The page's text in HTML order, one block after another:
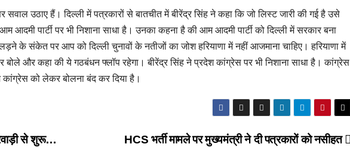
सवाल उठाए हैं। दिल्ली में पत्रकारों से बातचीत में बीरेंद्र सिंह ने कहा कि जो लिस्ट जारी की गई है उसे
पार्टी पर भी निशाना साधा है। उनका कहना है की आम आदमी पार्टी को दिल्ली में सरकार बना
के संकेत पर आप को दिल्ली चुनावों के नतीजों का जोश हरियाणा में नहीं आजमाना चाहिए। हरियाणा में
और कहा की ये गठबंधन फ्लॉप रहेगा। बीरेंद्र सिंह ने प्रदेश कांग्रेस पर भी निशाना साधा है। कांग्रेस
कांग्रेस को लेकर बोलना बंद कर दिया है।
HCS भर्ती मामले पर मुख्यमंत्री ने दी पत्रकारों को नसीहत
रेवाड़ी से शुरू…